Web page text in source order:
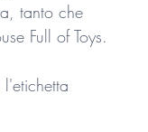
tanto che
Full of Toys.